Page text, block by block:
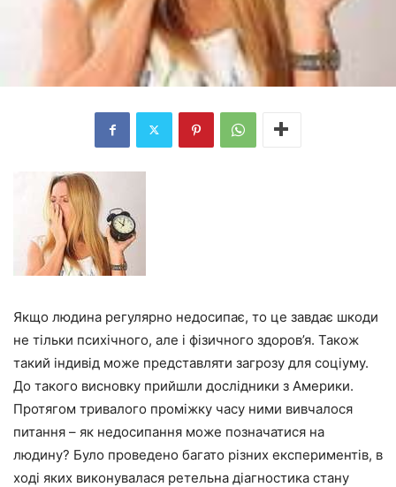
Якщо людина регулярно недосипає, то це завдає шкоди
не тільки психічного, але і фізичного здоров’я. Також
такий індивід може представляти загрозу для соціуму.
До такого висновку прийшли дослідники з Америки.
Протягом тривалого проміжку часу ними вивчалося
питання – як недосипання може позначатися на
людину? Було проведено багато різних експериментів, в
ході яких виконувалася ретельна діагностика стану